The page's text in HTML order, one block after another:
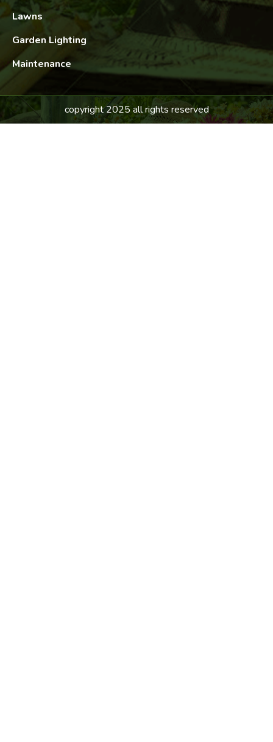
Lawns
Garden Lighting
Maintenance
copyright 2025 all rights reserved